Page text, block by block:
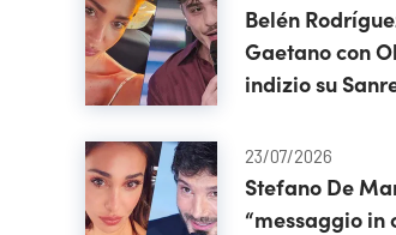
Belén
Gaetano con
indizio su
23/07/2026
Stefano De
“messaggio in